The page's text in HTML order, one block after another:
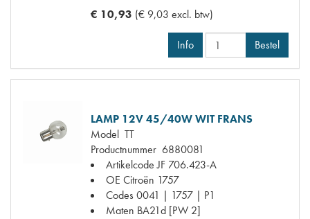
€ 10,93 (€ 9,03 excl. btw)
Info Bestel
LAMP 12V 45/40W WIT FRANS
Model TT
Productnummer 6880081
Artikelcode JF 706.423-A
OE Citroën 1757
Codes0041 | 1757 | P1
Maten BA21d [PW 2]